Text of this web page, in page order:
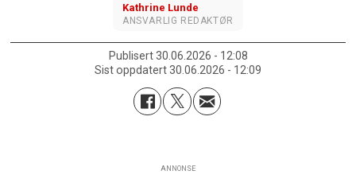
Kathrine Lunde
ANSVARLIG REDAKTØR
Publisert
30.06.2026 - 12:08
Sist oppdatert
30.06.2026 - 12:09
ANNONSE